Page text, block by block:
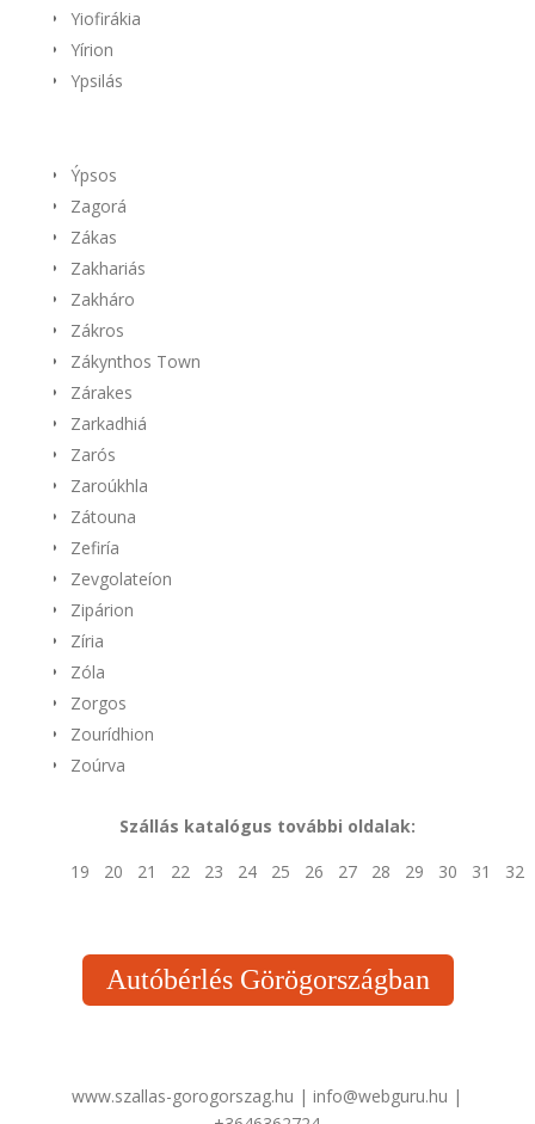
Yiofirákia
Yírion
Ypsilás
Ýpsos
Zagorá
Zákas
Zakhariás
Zakháro
Zákros
Zákynthos Town
Zárakes
Zarkadhiá
Zarós
Zaroúkhla
Zátouna
Zefiría
Zevgolateíon
Zipárion
Zíria
Zóla
Zorgos
Zourídhion
Zoúrva
Szállás katalógus további oldalak:
19
20 21 22 23 24 25 26 27 28 29 30 31 32
Autóbérlés Görögországban
www.szallas-gorogorszag.hu | info@webguru.hu |